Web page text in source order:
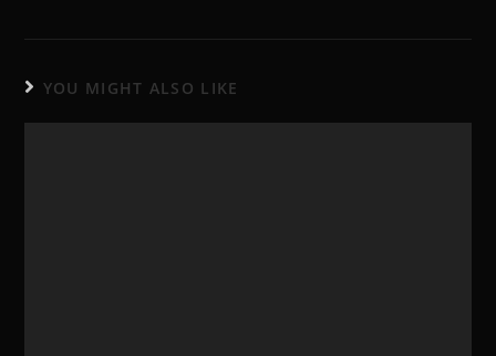
YOU MIGHT ALSO LIKE